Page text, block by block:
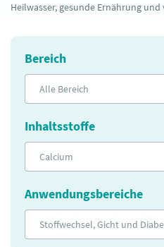
Heilwasser, gesunde Ernährung und
Bereich
Alle Bereich
Inhaltsstoffe
Calcium
Anwendungsbereiche
Stoffwechsel, Gicht und